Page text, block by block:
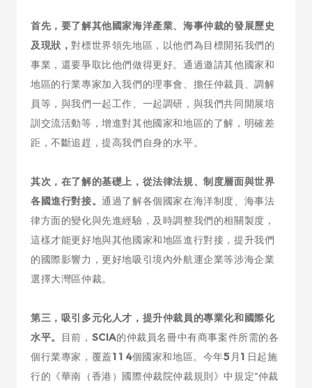
首先，要了解其他國家海洋產業、海事仲裁的發展歷史
及現狀，對標世界領先地區，以他們為目標開拓我們的
事業，還要爭取比他們做得更好。通過邀請其他國家和
地區的行業專家加入我們的理事會、擔任仲裁員、調解
員等，與我們一起工作、一起調研，與我們共同開展培
訓交流活動等，增進對其他國家和地區的了解，明確差
距，不斷追趕，提高我們自身的水平。
其次，在了解的基礎上，從法律法規、制度層面與世界
各國進行對接。通過了解各個國家在海洋制度、海事法
律方面的變化與先進經驗，及時調整我們的相關製度，
這樣才能更好地與其他國家和地區進行對接，提升我們
的國際影響力，更好地吸引境內外航運企業等涉海企業
選擇大灣區仲裁。
第三，吸引多元化人才，提升仲裁員的專業化和國際化
水平。
目前， SCIA的仲裁員名冊中有商事案件所需的各
個行業專家，覆蓋114個國家和地區。今年5 月 1 日起施
行的《華南（香港）國際仲裁院仲裁規則》中規定“仲裁